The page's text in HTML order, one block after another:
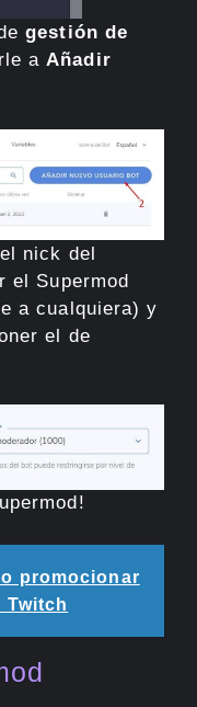
gestión de
aAñadir
nick del
el Supermod
a cualquiera) y
el de
promocionar
Twitch